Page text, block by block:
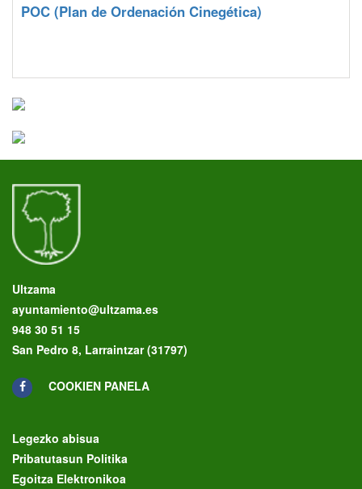
POC (Plan de Ordenación Cinegética)
Ultzama
ayuntamiento@ultzama.es
948 30 51 15
San Pedro 8, Larraintzar (31797)
COOKIEN PANELA
Legezko abisua
Pribatutasun Politika
Egoitza Elektronikoa